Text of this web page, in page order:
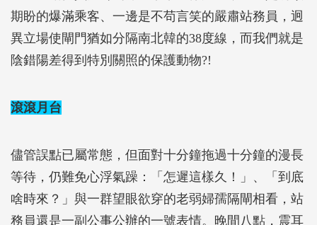
期盼的爆滿乘客、一邊是不苟言笑的嚴肅站務員，迥
異立場使閘門猶如分隔南北韓的38度線，而我們就是
陰錯陽差得到特別關照的保護動物?!
滾滾月台
儘管誤點已屬常態，但面對十分鐘拖過十分鐘的漫長
等待，仍難免心浮氣躁：「怎遲這樣久！」、「到底
啥時來？」與一群望眼欲穿的老弱婦孺隔閘相看，站
務員還是一副公事公辦的一號表情。晚間八點，震耳